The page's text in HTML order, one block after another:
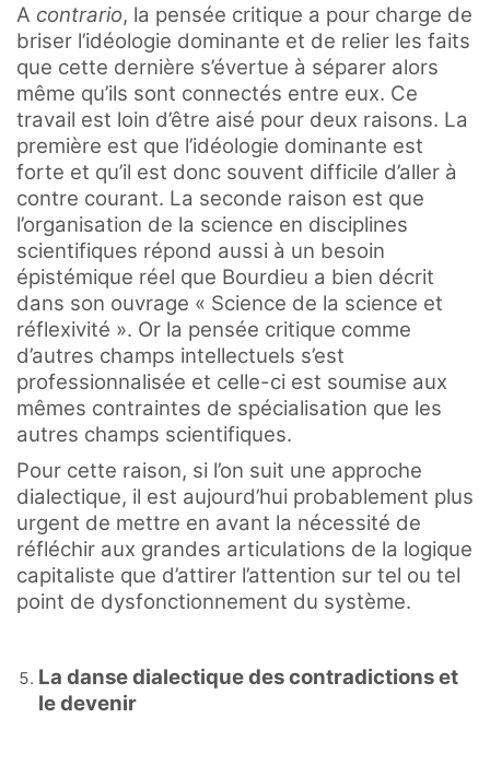
A contrario, la pensée critique a pour charge de
briser l’idéologie dominante et de relier les faits
que cette dernière s’évertue à séparer alors
même qu’ils sont connectés entre eux. Ce
travail est loin d’être aisé pour deux raisons. La
première est que l’idéologie dominante est
forte et qu’il est donc souvent difficile d’aller à
contre courant. La seconde raison est que
l’organisation de la science en disciplines
scientifiques répond aussi à un besoin
épistémique réel que Bourdieu a bien décrit
dans son ouvrage « Science de la science et
réflexivité ». Or la pensée critique comme
d’autres champs intellectuels s’est
professionnalisée et celle-ci est soumise aux
mêmes contraintes de spécialisation que les
autres champs scientifiques.
Pour cette raison, si l’on suit une approche
dialectique, il est aujourd’hui probablement plus
urgent de mettre en avant la nécessité de
réfléchir aux grandes articulations de la logique
capitaliste que d’attirer l’attention sur tel ou tel
point de dysfonctionnement du système.
La danse dialectique des contradictions et
le devenir